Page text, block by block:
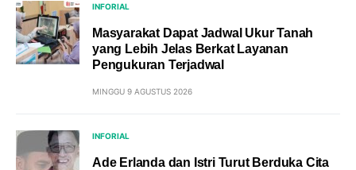
INFORIAL
Masyarakat Dapat Jadwal Ukur Tanah
yang Lebih Jelas Berkat Layanan
Pengukuran Terjadwal
MINGGU 9 AGUSTUS 2026
INFORIAL
Ade Erlanda dan Istri Turut Berduka Cita